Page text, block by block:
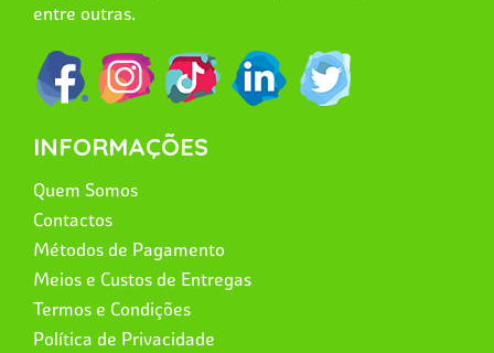
entre outras.
INFORMAÇÕES
Quem Somos
Contactos
Métodos de Pagamento
Meios e Custos de Entregas
Termos e Condições
Política de Privacidade